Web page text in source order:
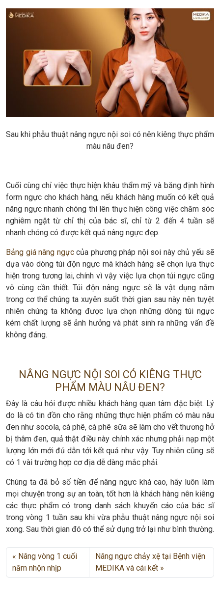
Sau khi phẫu thuật nâng ngực nội soi có nên kiêng thực phẩm
màu nâu đen?
Cuối cùng chỉ việc thực hiện khâu thẩm mỹ và băng định hình
form ngực cho khách hàng, nếu khách hàng muốn có kết quả
nâng ngực nhanh chóng thì lên thực hiện công việc chăm sóc
nghiêm ngặt từ chỉ thị của bác sĩ, chỉ từ 2 đến 4 tuần sẽ
nhanh chóng có được kết quả nâng ngực đẹp.
Bảng giá nâng ngựccủa phương pháp nội soi này chủ yếu sẽ
dựa vào dòng túi độn ngực mà khách hàng sẽ chọn lựa thực
hiện trong tương lai, chính vì vậy việc lựa chọn túi ngực cũng
vô cùng cần thiết. Túi độn nâng ngực sẽ là vật dụng nằm
trong cơ thể chúng ta xuyên suốt thời gian sau này nên tuyệt
nhiên chúng ta không được lựa chọn những dòng túi ngực
kém chất lượng sẽ ảnh hưởng và phát sinh ra những vấn đề
không đáng.
NÂNG NGỰC NỘI SOI CÓ KIÊNG THỰC
PHẨM MÀU NÂU ĐEN?
Đây là câu hỏi được nhiều khách hàng quan tâm đặc biệt. Lý
do là có tin đồn cho rằng những thực hiện phẩm có màu nâu
đen như socola, cà phê, cà phê sữa sẽ làm cho vết thương hở
bị thâm đen, quả thật điều này chính xác nhưng phải nạp một
lượng lớn mới đủ dẫn tới kết quả như vậy. Tuy nhiên cũng sẽ
có 1 vài trường hợp cơ địa dễ dàng mắc phải.
Chúng ta đã bỏ số tiền để nâng ngực khá cao, hãy luôn làm
mọi chuyện trong sự an toàn, tốt hơn là khách hàng nên kiêng
các thực phẩm có trong danh sách khuyến cáo của bác sĩ
trong vòng 1 tuần sau khi vừa phẫu thuật nâng ngực nội soi
xong. Sau thời gian đó có thể sử dụng trở lại như bình thường.
Nâng vòng 1 cuối
năm nhộn nhịp
Nâng ngực chảy xệ tại Bệnh viện
MEDIKA và cái kết